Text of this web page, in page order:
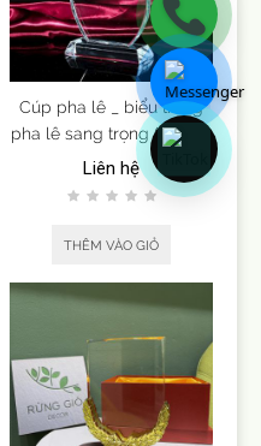
Cúp pha lê _ biểu trưng
pha lê sang trọng (mẫu 3)
Liên hệ
THÊM VÀO GIỎ